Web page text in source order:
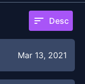
sort Desc
Mar 13, 2021